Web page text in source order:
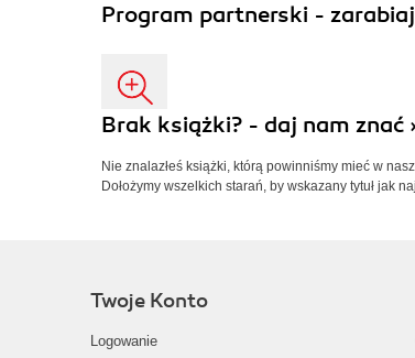
Program partnerski -
Brak książki? - daj nam znać
Nie znalazłeś książki, którą powinniśmy mieć w
Dołożymy wszelkich starań, by wskazany tytuł jak
Twoje Konto
Logowanie